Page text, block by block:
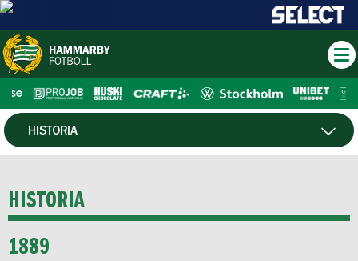
PUBLIKINFORMATION
HISTORIA
VÄRDEGRUND
HISTORIA
1889